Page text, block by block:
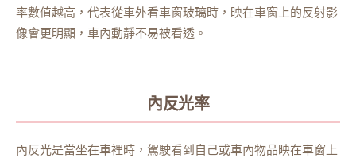
率數值越高，代表從車外看車窗玻璃時，映在車窗上的反射影
像會更明顯，車內動靜不易被看透。
內反光率
內反光是當坐在車裡時，駕駛看到自己或車內物品映在車窗上